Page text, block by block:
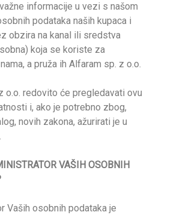
informacije u vezi s našom
podataka naših kupaca i
obzira na kanal ili sredstva
koja se koriste za
a pruža ih Alfaram sp. z o.o.
o.o. redovito će pregledavati ovu
i, ako je potrebno zbog,
novih zakona, ažurirati je u
VAŠIH OSOBNIH
Vaših osobnih podataka je